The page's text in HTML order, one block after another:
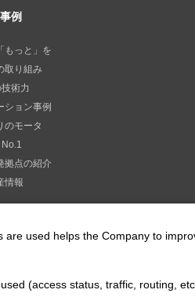
例
もっと」を
取り組み
術力
ション事例
のモータ
拠点の紹介
情報
Nidec公
used helps the Company to
(access status, traffic, routing,